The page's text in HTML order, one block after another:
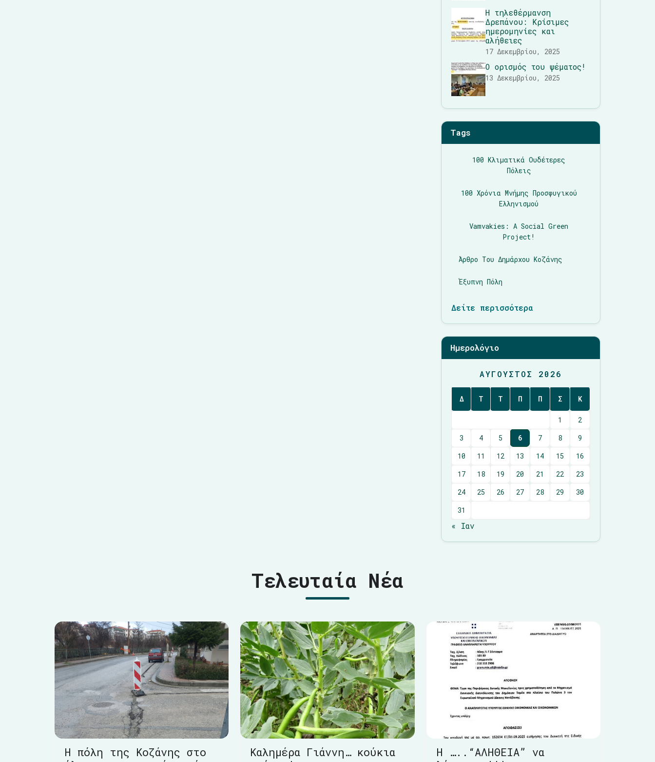
Η τηλεθέρμανση
Δρεπάνου: Κρίσιμες
ημερομηνίες και
αλήθειες
17 Δεκεμβρίου, 2025
Ο ορισμός του ψέματος!
13 Δεκεμβρίου, 2025
Tags
100 Κλιματικά Ουδέτερες
Πόλεις
100 Χρόνια Μνήμης Προσφυγικού
Ελληνισμού
Vamvakies: A Social Green
Project!
Άρθρο Του Δημάρχου Κοζάνης
Έξυπνη Πόλη
Δείτε περισσότερα
Ημερολόγιο
ΑΎΓΟΥΣΤΟΣ 2026
Δ Τ Τ Π Π Σ Κ
1
2
3
4 5 6 7 8
9
10
11 12 13 14 15
16
17
18 19 20 21 22
23
24
25 26 27 28 29
30
31
« Ιαν
Τελευταία Νέα
Η πόλη της Κοζάνης στο
Καλημέρα Γιάννη… κούκια
Η …..“ΑΛΗΘΕΙΑ” να